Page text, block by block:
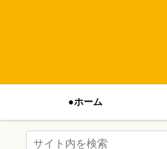
●ホーム